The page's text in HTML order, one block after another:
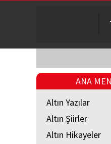
ANA
Altın Yazılar
Altın Şiirler
Altın Hikayeler